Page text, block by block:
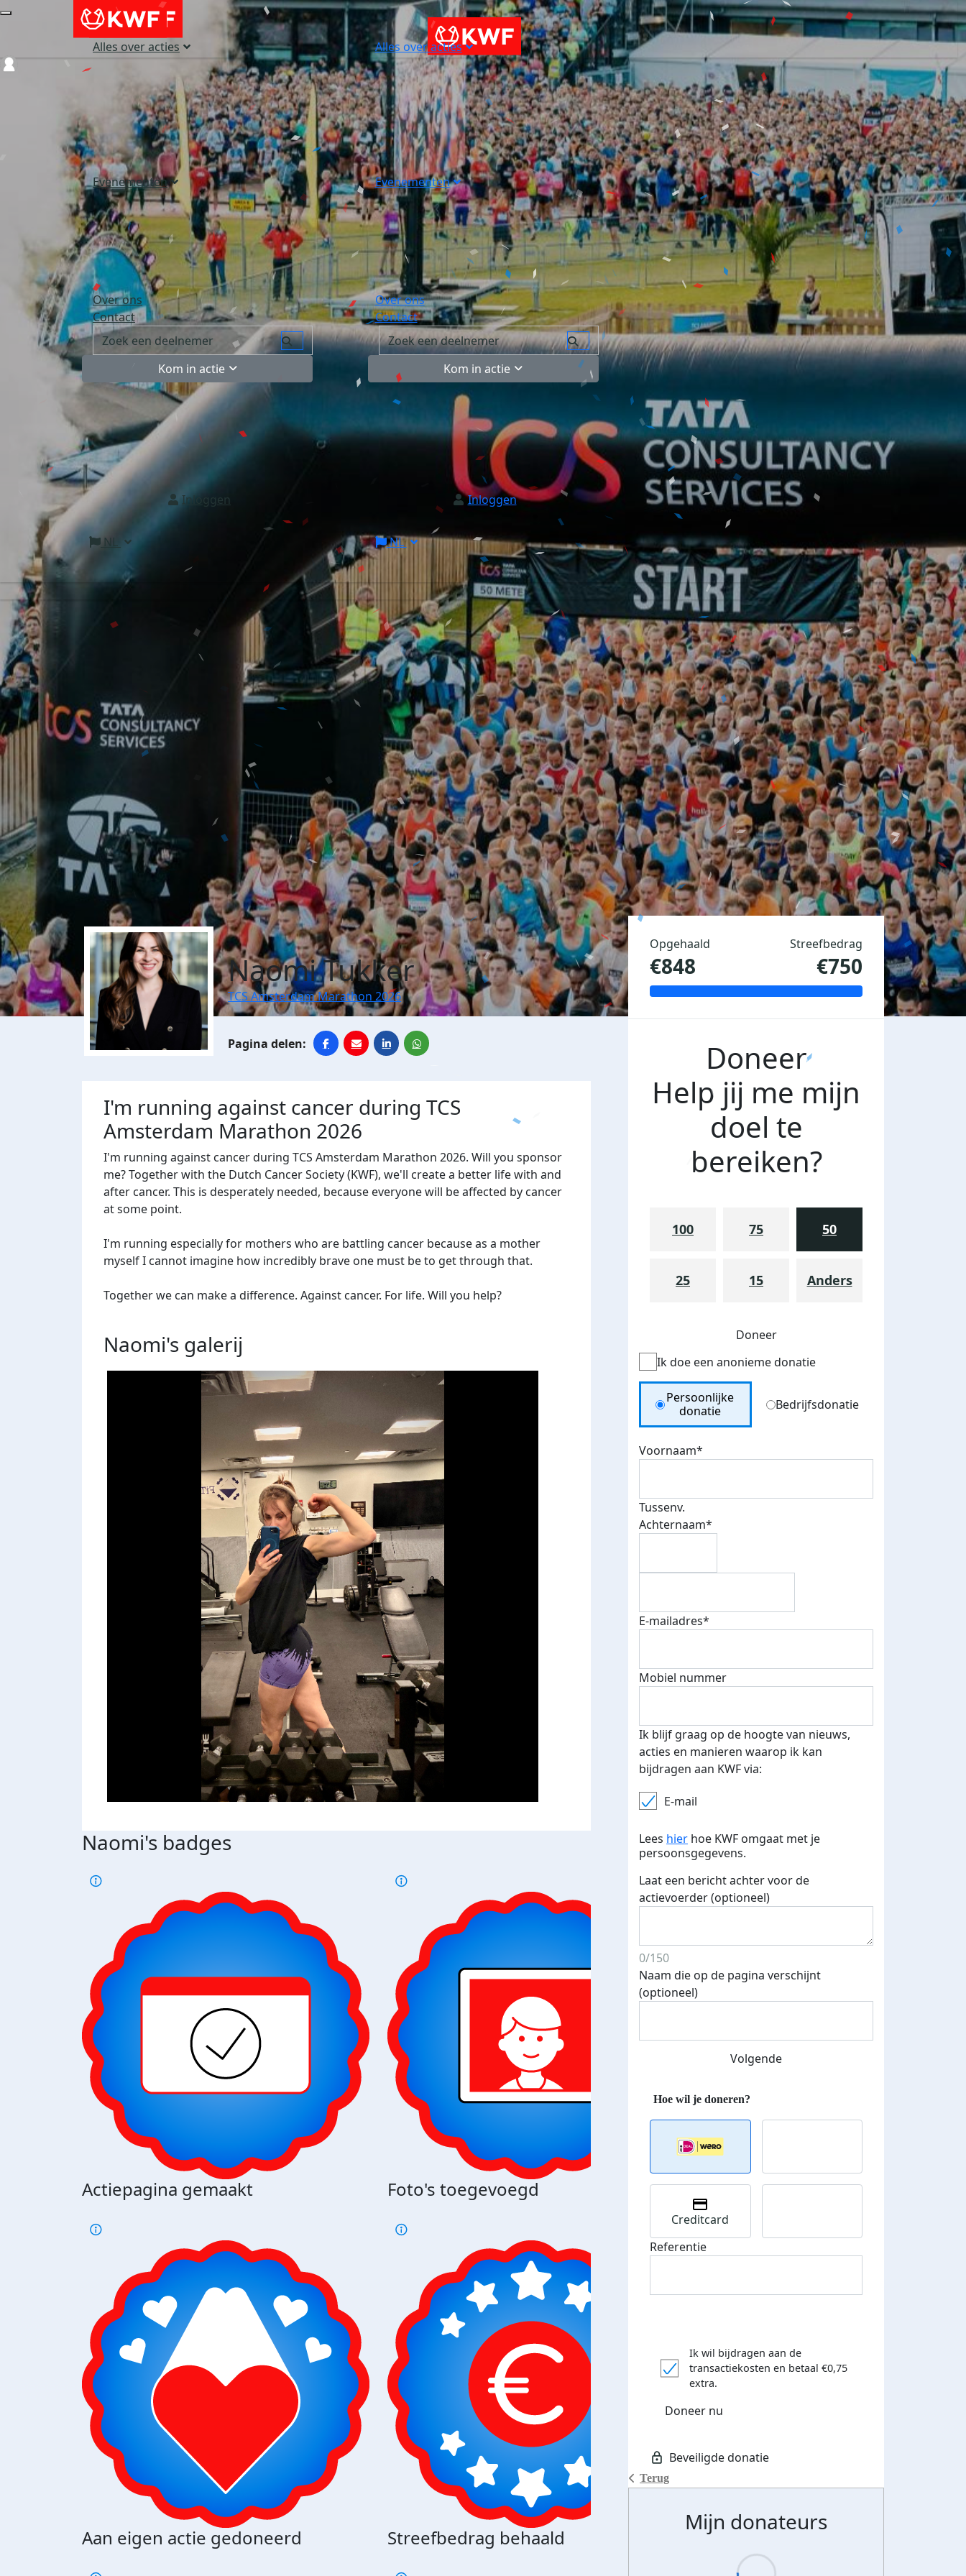
Alles over acties
Evenementen
Over ons
Contact
Kom in actie
Inloggen
NL
Alles over acties
Evenementen
Over ons
Contact
Kom in actie
Inloggen
NL
Naomi Tukker
TCS Amsterdam Marathon 2026
I'm running against cancer during TCS
Amsterdam Marathon 2026
I'm running against cancer during TCS Amsterdam Marathon 2026. Will you sponsor
me? Together with the Dutch Cancer Society (KWF), we'll create a better life with and
after cancer. This is desperately needed, because everyone will be affected by cancer
at some point.
I'm running especially for mothers who are battling cancer because as a mother
myself I cannot imagine how incredibly brave one must be to get through that.
Together we can make a difference. Against cancer. For life. Will you help?
Naomi's galerij
Naomi's badges
Actiepagina gemaakt Foto's toegevoegd E-mails verstuurd
Aan eigen actie gedoneerd Streefbedrag behaald Streefbedrag verhoogd
€500 euro opgehaald: t-shirt
verdiend
Opgehaald
€848
Streefbedrag
€750
Doneer
Help jij me mijn
doel te
bereiken?
100 75 50
25 15 Anders
Doneer
Ik doe een anonieme donatie
Donation Type
Persoonlijke
donatie
Bedrijfsdonatie
Voornaam*
Tussenv.
Achternaam*
E-mailadres*
Mobiel nummer
Ik blijf graag op de hoogte van nieuws,
acties en manieren waarop ik kan
bijdragen aan KWF via:
E-mail
Lees hier hoe KWF omgaat met je
persoonsgegevens.
Laat een bericht achter voor de
actievoerder (optioneel)
0/150
Naam die op de pagina verschijnt
(optioneel)
Volgende
Terug
Creditcard
Referentie
Ik wil bijdragen aan de
transactiekosten en betaal €0,75
extra.
Doneer nu
Mijn donateurs